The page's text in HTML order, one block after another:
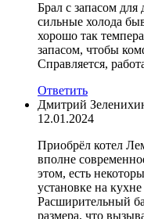
Брал с запасом
сильные холода
хорошо так
запасом, чтобы
Справляется,
Ответить
Дмитрий
12.01.2024
Приобрёл котел
вполне
этом, есть
установке на
Расширительный
размера, что